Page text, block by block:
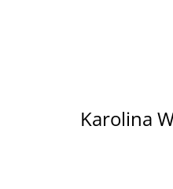
Karolina